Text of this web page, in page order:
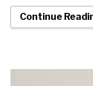
Continue